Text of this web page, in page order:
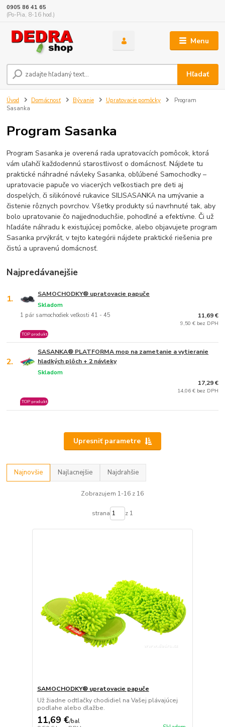
Menu
Hľadať
0905 86 41 65
(Po-Pia, 8-16 hod.)
Úvod Domácnosť Bývanie Upratovacie pomôcky
Program
Sasanka
Program Sasanka
Program Sasanka je overená rada upratovacích pomôcok, ktorá
vám uľahčí každodennú starostlivosť o domácnosť. Nájdete tu
praktické náhradné návleky Sasanka, obľúbené Samochodky –
upratovacie papuče vo viacerých veľkostiach pre deti aj
dospelých, či silikónové rukavice SILISASANKA na umývanie a
čistenie rôznych povrchov. Všetky produkty sú navrhnuté tak, aby
bolo upratovanie čo najjednoduchšie, pohodlné a efektívne. Či už
hľadáte náhradu k existujúcej pomôcke, alebo objavujete program
Sasanka prvýkrát, v tejto kategórii nájdete praktické riešenia pre
čistú a upravenú domácnosť.
Najpredávanejšie
1. SAMOCHODKY® upratovacie papuče
1 pár samochodiek veľkosti 41 - 45
Skladom
TOP produkt
11,69 €
9,50 € bez DPH
2.
SASANKA® PLATFORMA mop na zametanie a vytieranie
hladkých plôch + 2 návleky
Skladom
TOP produkt
17,29 €
14,06 € bez DPH
Upresniť parametre
Najnovšie Najlacnejšie Najdrahšie
Zobrazujem 1-16 z 16
strana z 1
SAMOCHODKY® upratovacie papuče
Už žiadne odtlačky chodidiel na Vašej plávajúcej
podlahe alebo dlažbe.
11,69 €/bal